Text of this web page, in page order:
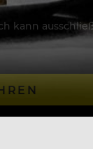
kann